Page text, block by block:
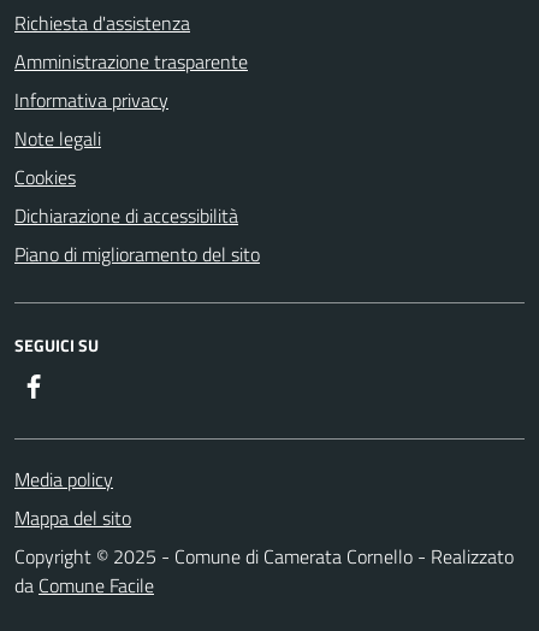
Richiesta d'assistenza
Amministrazione trasparente
Informativa privacy
Note legali
Cookies
Dichiarazione di accessibilità
Piano di miglioramento del sito
SEGUICI SU
Media policy
Mappa del sito
Copyright © 2025 - Comune di Camerata Cornello - Realizzato
da Comune Facile